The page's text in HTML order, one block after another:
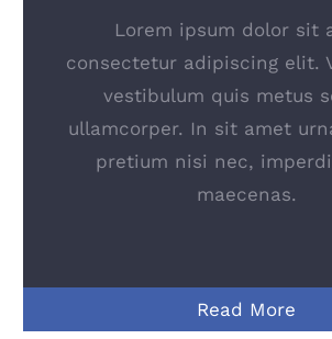
Lorem ipsum dolor sit
consectetur adipiscing elit.
vestibulum quis metus
ullamcorper. In sit amet
pretium nisi nec,
maecenas.
Read More